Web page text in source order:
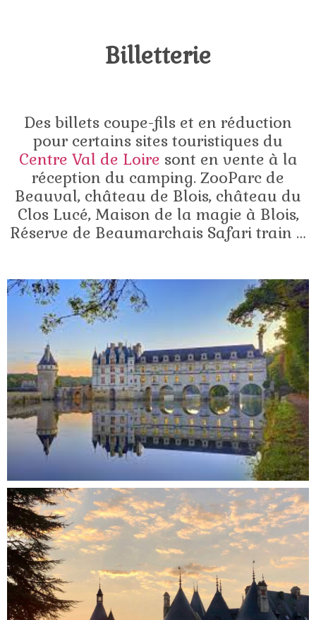
Billetterie
Des billets coupe-fils et en réduction
pour certains sites touristiques du
Centre Val de Loire sont en vente à la
réception du camping. ZooParc de
Beauval, château de Blois, château du
Clos Lucé, Maison de la magie à Blois,
Réserve de Beaumarchais Safari train …